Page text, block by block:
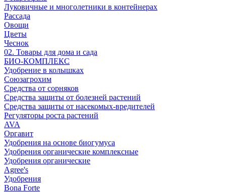
Луковичные и многолетники в контейнерах
Рассада
Овощи
Цветы
Чеснок
02. Товары для дома и сада
БИО-КОМПЛЕКС
Удобрение в колышках
Союзагрохим
Средства от сорняков
Средства защиты от болезней растений
Средства защиты от насекомых-вредителей
Регуляторы роста растений
AVA
Оргавит
Удобрения на основе биогумуса
Удобрения органические комплексные
Удобрения органические
Agree's
Удобрения
Bona Forte